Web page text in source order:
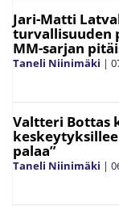
Jari-Matti
turvallisuuden
MM-sarjan
Taneli Niinimäki |
Valtteri Bottas
palaa”
Taneli Niinimäki |